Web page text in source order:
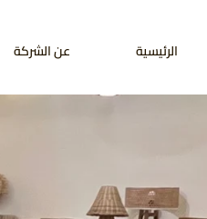
الرئيسية عن الشركة